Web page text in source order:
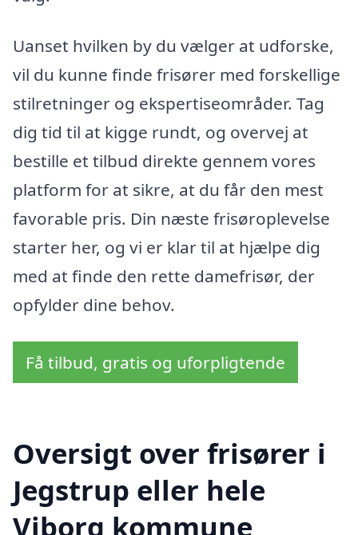
Uanset hvilken by du vælger at udforske,
vil du kunne finde frisører med forskellige
stilretninger og ekspertiseområder. Tag
dig tid til at kigge rundt, og overvej at
bestille et tilbud direkte gennem vores
platform for at sikre, at du får den mest
favorable pris. Din næste frisøroplevelse
starter her, og vi er klar til at hjælpe dig
med at finde den rette damefrisør, der
opfylder dine behov.
Få tilbud, gratis og uforpligtende
Oversigt over frisører i
Jegstrup eller hele
Viborg kommune